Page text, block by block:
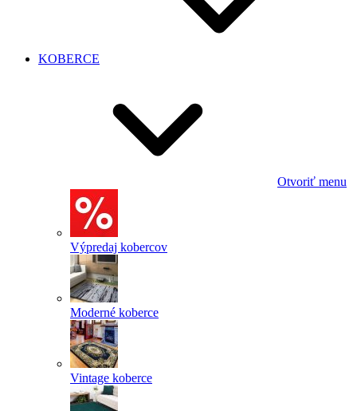
KOBERCE
Otvoriť menu
Výpredaj kobercov
Moderné koberce
Vintage koberce